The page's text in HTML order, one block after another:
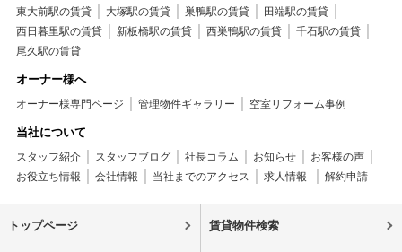
東大前駅の賃貸
大塚駅の賃貸 巣鴨駅の賃貸
田端駅の賃貸
西日暮里駅の賃貸
新板橋駅の賃貸 西巣鴨駅の賃貸
千石駅の賃貸
尾久駅の賃貸
オーナー様へ
オーナー様専門ページ 管理物件ギャラリー 空室リフォーム事例
当社について
スタッフ紹介 スタッフブログ 社長コラム お知らせ
お客様の声
お役立ち情報
会社情報 当社までのアクセス 求人情報 解約申請
トップページ 賃貸物件検索